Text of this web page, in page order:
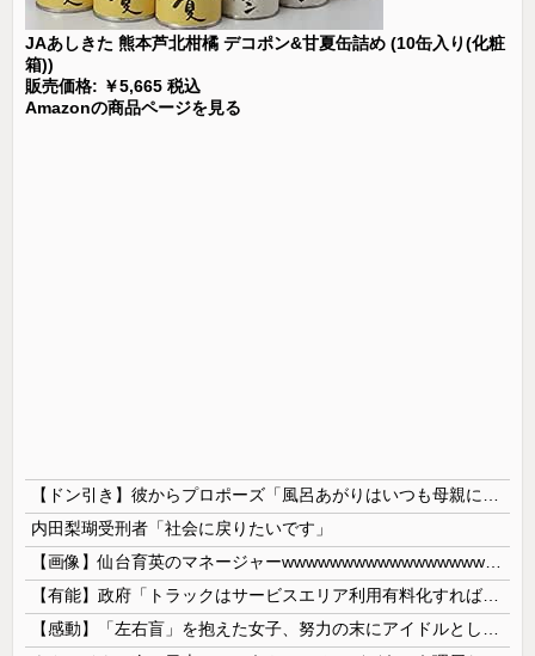
JAあしきた 熊本芦北柑橘 デコポン&甘夏缶詰め (10缶入り(化粧
箱))
販売価格: ￥5,665 税込
Amazonの商品ページを見る
内田梨瑚受刑者「社会に戻りたいです」
【有能】政府「トラックはサービスエリア利用有料化すればサボらず走るし流問題解決じゃね？」